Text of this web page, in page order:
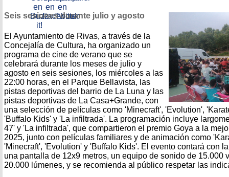
Seis sesiones durante julio y agosto
El Ayuntamiento de Rivas, a través de la
Concejalía de Cultura, ha organizado un
programa de cine de verano que se
celebrará durante los meses de julio y
agosto en seis sesiones, los miércoles a las
22:00 horas, en el Parque Bellavista, las
pistas deportivas del barrio de La Luna y las
pistas deportivas de La Casa+Grande, con
una selección de películas como 'Minecraft', 'Evolution',
'Buffalo Kids' y 'La infiltrada'. La programación incluye
47' y 'La infiltrada', que compartieron el premio Goya a la
2025, junto con películas familiares y de animación como
'Minecraft', 'Evolution' y 'Buffalo Kids'. El evento contará con
una pantalla de 12x9 metros, un equipo de sonido de 15.000
20.000 lúmenes, y se recomienda al público respetar las